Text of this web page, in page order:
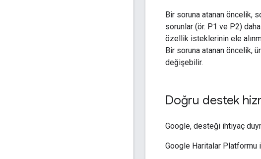
Bir soruna atanan öncelik,
sorunlar (ör. P1 ve P2)
özellik isteklerinin ele
Bir soruna atanan öncelik,
değişebilir.
Doğru destek
Google, desteği ihtiyaç
Google Haritalar Platformu